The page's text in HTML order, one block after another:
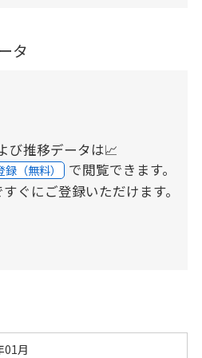
タ
び推移データは📈
録（無料） で閲覧できます。
ぐにご登録いただけます。
01月